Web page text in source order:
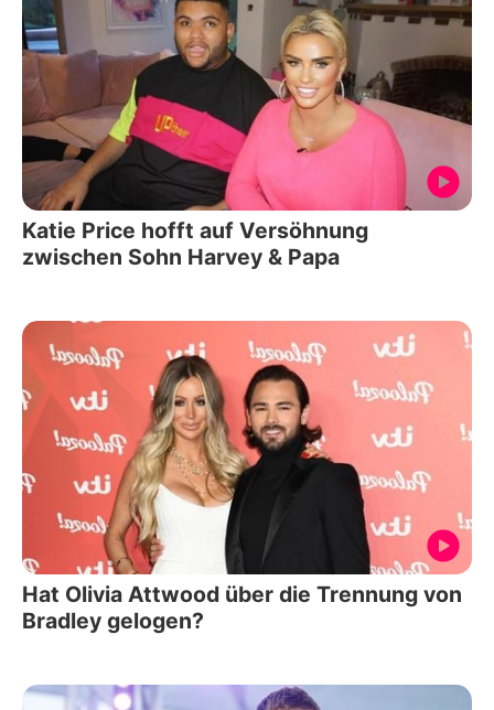
Katie Price hofft auf Versöhnung
zwischen Sohn Harvey & Papa
Hat Olivia Attwood über die Trennung von
Bradley gelogen?